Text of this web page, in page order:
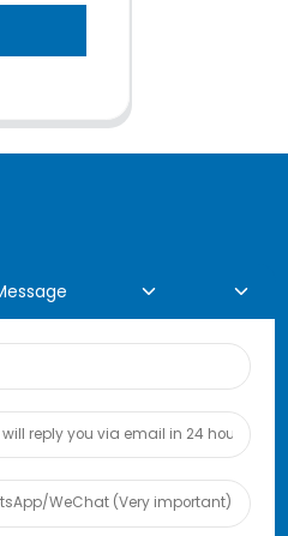
Ligne
de
sur nos
liste de prix,
votre e-